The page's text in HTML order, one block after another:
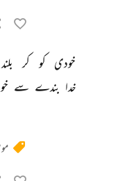
خودی کو کر بلند
خدا بندے سے